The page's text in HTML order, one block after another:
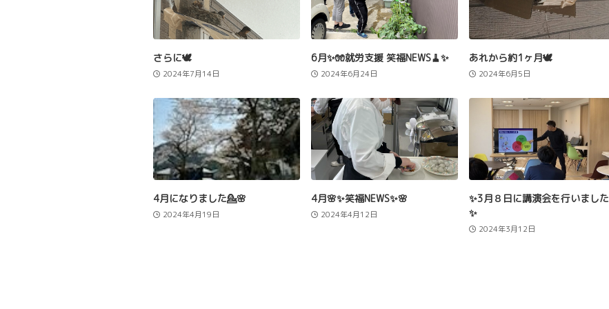
さらに🕊️
2024年7月14日
6月✨🧤就労支援 笑福NEWS🧹✨
2024年6月24日
あれから約1ヶ月🕊️
2024年6月5日
4月になりました💁🌸
2024年4月19日
4月🌸✨笑福NEWS✨🌸
2024年4月12日
✨3月８日に講演会を行いました
✨
2024年3月12日